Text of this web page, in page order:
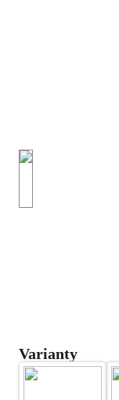
Varianty